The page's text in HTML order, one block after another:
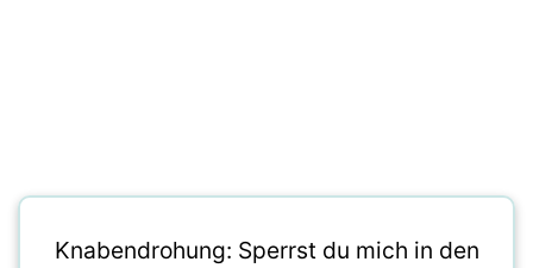
Knabendrohung: Sperrst du mich in den